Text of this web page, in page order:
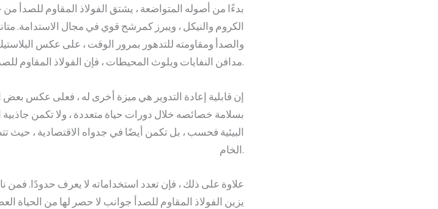
بدءًا من أصوله المتواضعة ، يشتق الفولاذ المقاوم للصدأ
الكروم والنيكل ، ويبرز كمرشح قوي في مجال الاستدامة.
والصدأ ومقاومته للتدهور بمرور الوقت ، على عكس
مدافن النفايات ويلوث المحيطات ، فإن الفولاذ المقاوم للصدأ يصمد أمام اختبار الزمن ويقلل من النفايات.
إن قابلية إعادة التدوير هي ميزة أخرى له ، فعلى عكس بعض
بسلامة خصائصه خلال دورات حياة متعددة ، ولا تكمن جاذبية
البيئية فحسب ، بل تكمن أيضًا في جدواه الاقتصادية ، حيث
الخام.
علاوة على ذلك ، فإن تعدد استخداماته لا يعرف حدودًا. فمن
يزين الفولاذ المقاوم للصدأ جوانب لا حصر لها من الحياة